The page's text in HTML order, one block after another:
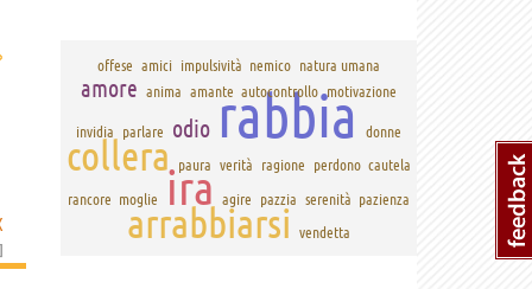
]
offese amici impulsività nemico natura umana
amore anima amante autocontrollo motivazione
invidia parlare odio rabbia donne
collera paura verità ragione perdono cautela
rancore moglie ira agire pazzia serenità pazienza
arrabbiarsi vendetta